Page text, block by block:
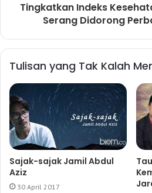
Tingkatkan Indeks
Serang Didorong
Tulisan yang Tak Kalah
Sajak-sajak Jamil Abdul
Aziz
30 April 2017